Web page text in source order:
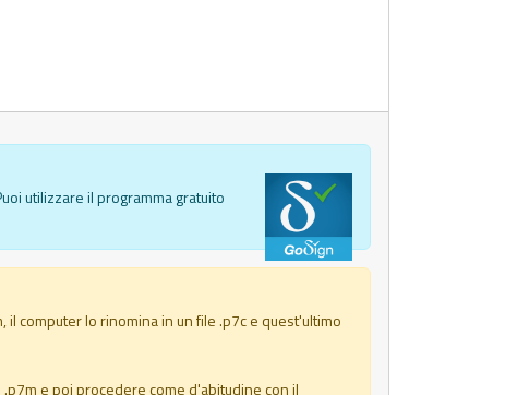
utilizzare il programma gratuito
computer lo rinomina in un file .p7c e quest'ultimo
e poi procedere come d'abitudine con il